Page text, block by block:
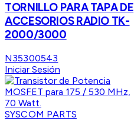
TORNILLO PARA TAPA DE
ACCESORIOS RADIO TK-
2000/3000
N35300543
Iniciar Sesión
SYSCOM PARTS